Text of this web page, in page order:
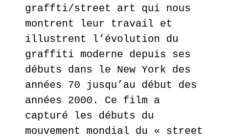
octobre
HARMONY
KORINE
graffti/street art qui nous
montrent leur travail et
illustrent l’évolution du
graffiti moderne depuis ses
débuts dans le New York des
années 70 jusqu’au début des
années 2000. Ce film a
capturé les débuts du
mouvement mondial du « street